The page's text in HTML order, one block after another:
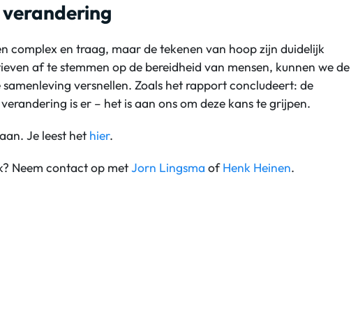
complex en traag, maar de tekenen van hoop zijn duidelijk
af te stemmen op de bereidheid van mensen, kunnen we de
versnellen. Zoals het rapport concludeert: de
is er – het is aan ons om deze kans te grijpen.
Je leest het hier.
Neem contact op metJorn Lingsma ofHenk Heinen.